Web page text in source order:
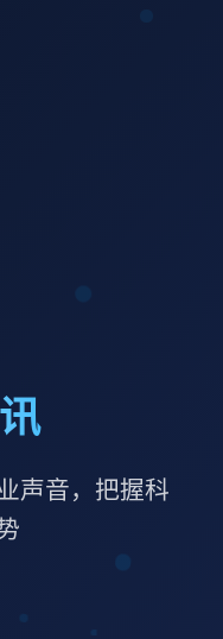
声音，把握科